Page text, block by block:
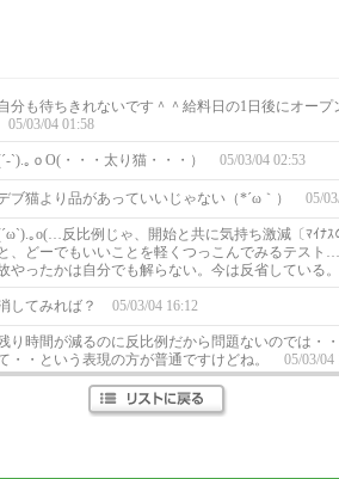
分も待ちきれないです＾＾給料日の1日後にオープ
05/03/04 01:58
`).｡ｏO(・・・太り猫・・・） 05/03/04 02:53
ブ猫より品があっていいじゃない（*´ω｀） 05/
｡o(…反比例じゃ、開始と共に気持ち激減〔ﾏｲﾅ
と、どーでもいいことを軽くつっこんでみるテスト
やったかは自分でも解らない。今は反省している。
してみれば？ 05/03/04 16:12
り時間が減るのに反比例だから問題ないのでは・
・・という表現の方が普通ですけどね。
05/03/04